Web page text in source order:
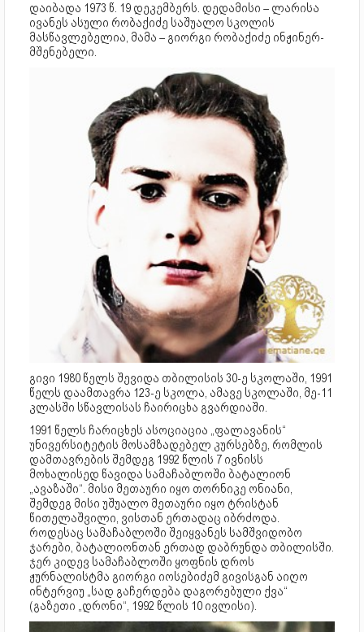
დაიბადა 1973 წ. 19 დეკემბერს. დედამისი – ლარისა
ივანეს ასული რობაქიძე საშუალო სკოლის
მასწავლებელია, მამა – გიორგი რობაქიძე ინჟინერ-
მშენებელი.
გივი 1980 წელს შევიდა თბილისის 30-ე სკოლაში, 1991
წელს დაამთავრა 123-ე სკოლა, ამავე სკოლაში, მე-11
კლასში სწავლისას ჩაირიცხა გვარდიაში.
1991 წელს ჩარიცხეს ასოციაცია „ფალავანის“
უნივერსიტეტის მოსამზადებელ კურსებზე, რომლის
დამთავრების შემდეგ 1992 წლის 7 ივნისს
მოხალისედ წავიდა სამაჩაბლოში ბატალიონ
„ავაზაში“. მისი მეთაური იყო თორნიკე ონიანი,
შემდეგ მისი უშუალო მეთაური იყო ტრისტან
წითელაშვილი, ვისთან ერთადაც იბრძოდა.
როდესაც სამაჩაბლოში შეიყვანეს სამშვიდობო
ჯარები, ბატალიონთან ერთად დაბრუნდა თბილისში.
ჯერ კიდევ სამაჩაბლოში ყოფნის დროს
ჟურნალისტმა გიორგი იოსებიძემ გივისგან აიღო
ინტერვიუ „სად გაჩერდება დაგორებული ქვა“
(გაზეთი „დრონი“, 1992 წლის 10 ივლისი).